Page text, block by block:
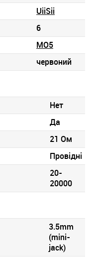
UiiSii
6
MO5
червоний
Нет
Да
21 Ом
Провідні
20-
20000
3.5mm
(mini-
jack)